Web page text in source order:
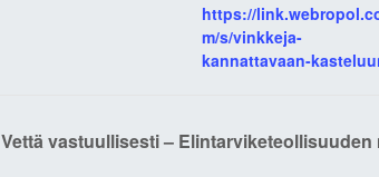
https://
m/s/vinkkeja-
kannattavaan-
Vettä vastuullisesti –